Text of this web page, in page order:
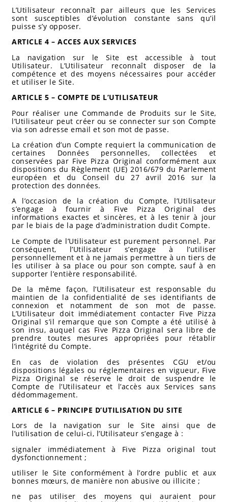
L’Utilisateur reconnaît par ailleurs que les Services
sont susceptibles d’évolution constante sans qu’il
puisse s’y opposer.
ARTICLE 4 – ACCES AUX SERVICES
La navigation sur le Site est accessible à tout
Utilisateur. L’Utilisateur reconnaît disposer de la
compétence et des moyens nécessaires pour accéder
et utiliser le Site.
ARTICLE 5 – COMPTE DE L’UTILISATEUR
Pour réaliser une Commande de Produits sur le Site,
l’Utilisateur peut créer ou se connecter sur son Compte
via son adresse email et son mot de passe.
La création d’un Compte requiert la communication de
certaines Données personnelles, collectées et
conservées par Five Pizza Original conformément aux
dispositions du Règlement (UE) 2016/679 du Parlement
européen et du Conseil du 27 avril 2016 sur la
protection des données.
A l’occasion de la création du Compte, l’Utilisateur
s’engage à fournir à Five Pizza Original des
informations exactes et sincères, et à les tenir à jour
par le biais de la page d’administration dudit Compte.
Le Compte de l’Utilisateur est purement personnel. Par
conséquent, l’Utilisateur s’engage à l’utiliser
personnellement et à ne jamais permettre à un tiers de
les utiliser à sa place ou pour son compte, sauf à en
supporter l’entière responsabilité.
De la même façon, l’Utilisateur est responsable du
maintien de la confidentialité de ses identifiants de
connexion et notamment de son mot de passe.
L’Utilisateur doit immédiatement contacter Five Pizza
Original s’il remarque que son Compte a été utilisé à
son insu, auquel cas Five Pizza Original sera libre de
prendre toutes mesures appropriées pour rétablir
l’intégrité du Compte.
En cas de violation des présentes CGU et/ou
dispositions légales ou réglementaires en vigueur, Five
Pizza Original se réserve le droit de suspendre le
Compte de l’Utilisateur et l’accès aux Services sans
dédommagement.
ARTICLE 6 – PRINCIPE D’UTILISATION DU SITE
Lors de la navigation sur le Site ainsi que de
l’utilisation de celui-ci, l’Utilisateur s’engage à :
signaler immédiatement à Five Pizza original tout
dysfonctionnement ;
utiliser le Site conformément à l’ordre public et aux
bonnes mœurs, de manière non abusive ou illicite ;
ne pas utiliser des moyens qui auraient pour